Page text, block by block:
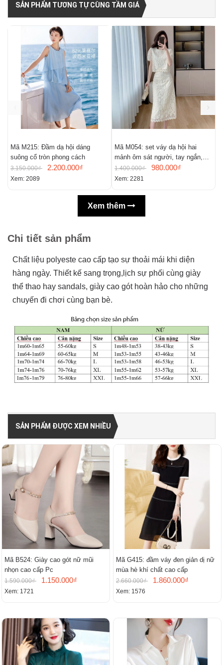
SẢN PHẨM TƯƠNG TỰ CÙNG TẦM GIÁ
Mã M215: Đầm dạ hội dáng
suông cổ tròn phong cách
3.150.000₫ 2.200.000₫
Xem: 2089
Mã M054: set váy dạ hội hai
mảnh ôm sát người, tay ngắn,
chất liệu ren thêu
1.400.000₫ 980.000₫
Xem: 2281
Xem thêm
Chi tiết sản phẩm
Chất liệu polyeste cao cấp tạo sự thoải mái khi diện
hàng ngày. Thiết kế sang trọng,lịch sự phối cùng giày
thể thao hay sandals, giày cao gót hoàn hảo cho những
chuyến đi chơi cùng bạn bè.
SẢN PHẨM ĐƯỢC XEM NHIỀU
Mã B524: Giày cao gót nữ mũi
nhọn cao cấp Pc
1.590.000₫ 1.150.000₫
Xem: 1721
Mã G415: đầm váy đen giản dị nữ
mùa hè khí chất cao cấp
2.660.000₫ 1.860.000₫
Xem: 1576